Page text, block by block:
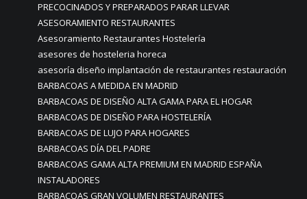
PRECOCINADOS Y PREPARADOS PARAR LLEVAR
ASESORAMIENTO RESTAURANTES
Asesoramiento Restaurantes Hostelería
asesores de hosteleria horeca
asesoría diseño implantación de restaurantes restauración
BARBACOAS A MEDIDA EN MADRID
BARBACOAS DE DISEÑO ALTA GAMA PARA EL HOGAR
BARBACOAS DE DISEÑO PARA HOSTELERÍA
BARBACOAS DE LUJO PARA HOGARES
BARBACOAS DÍA DEL PADRE
BARBACOAS GAMA ALTA PREMIUM EN MADRID ESPAÑA
INSTALADORES
BARBACOAS GRAN VOLUMEN RESTAURANTES